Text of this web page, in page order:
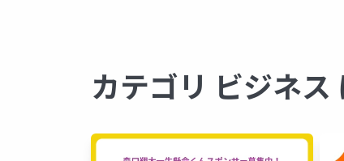
カテゴリ ビジネ